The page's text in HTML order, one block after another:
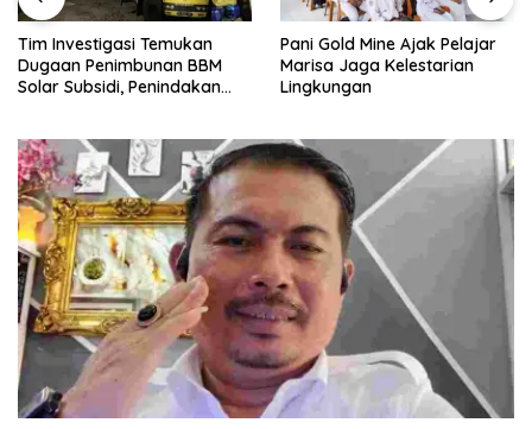
Tim Investigasi Temukan
Dugaan Penimbunan BBM
Solar Subsidi, Penindakan
Pani Gold Mine Ajak Pelajar
Marisa Jaga Kelestarian
Lingkungan